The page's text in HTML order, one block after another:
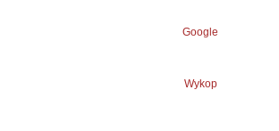
Google
Wykop